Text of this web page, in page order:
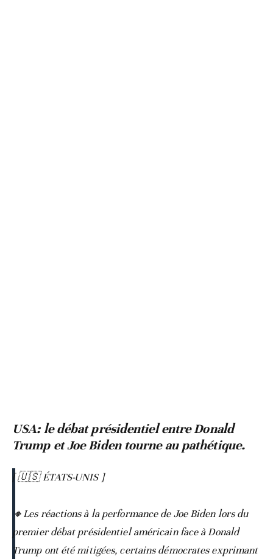
USA: le débat présidentiel entre Donald
Trump et Joe Biden tourne au pathétique.
[ 🇺🇸 ÉTATS-UNIS ]
🔸️Les réactions à la performance de Joe Biden lors du
premier débat présidentiel américain face à Donald
Trump ont été mitigées, certains démocrates exprimant